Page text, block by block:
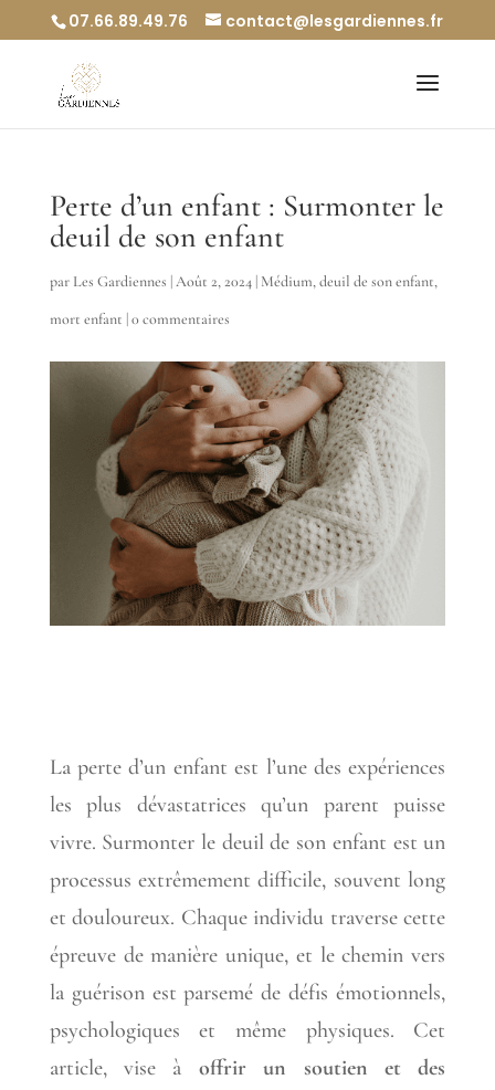
07.66.89.49.76 contact@lesgardiennes.fr
Perte d’un enfant : Surmonter le
deuil de son enfant
par Les Gardiennes |Août 2, 2024| Médium,deuil de son enfant,
mort enfant |0 commentaires
La perte d’un enfant est l’une des expériences
les plus dévastatrices qu’un parent puisse
vivre. Surmonter le deuil de son enfant est un
processus extrêmement difficile, souvent long
et douloureux. Chaque individu traverse cette
épreuve de manière unique, et le chemin vers
la guérison est parsemé de défis émotionnels,
psychologiques et même physiques. Cet
article, vise à offrir un soutien et des